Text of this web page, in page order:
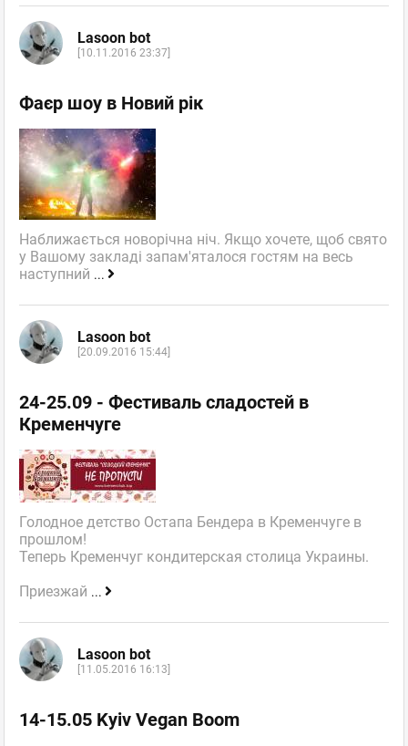
Lasoon bot
[10.11.2016 23:37]
Фаєр шоу в Новий рік
Наближається новорічна ніч. Якщо хочете, щоб свято
у Вашому закладі запам'яталося гостям на весь
наступний ...
Lasoon bot
[20.09.2016 15:44]
24-25.09 - Фестиваль сладостей в
Кременчуге
Голодное детство Остапа Бендера в Кременчуге в
прошлом!
Теперь Кременчуг кондитерская столица Украины.
Приезжай ...
Lasoon bot
[11.05.2016 16:13]
14-15.05 Kyiv Vegan Boom